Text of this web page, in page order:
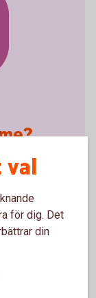
om
för dig. Det
din